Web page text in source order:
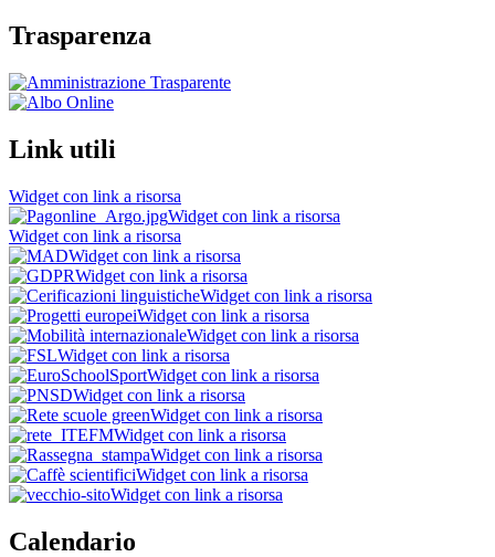
Trasparenza
Link utili
Widget con link a risorsa
Widget con link a risorsa
Widget con link a risorsa
Widget con link a risorsa
Widget con link a risorsa
Widget con link a risorsa
Widget con link a risorsa
Widget con link a risorsa
Widget con link a risorsa
Widget con link a risorsa
Widget con link a risorsa
Widget con link a risorsa
Widget con link a risorsa
Widget con link a risorsa
Widget con link a risorsa
Widget con link a risorsa
Calendario